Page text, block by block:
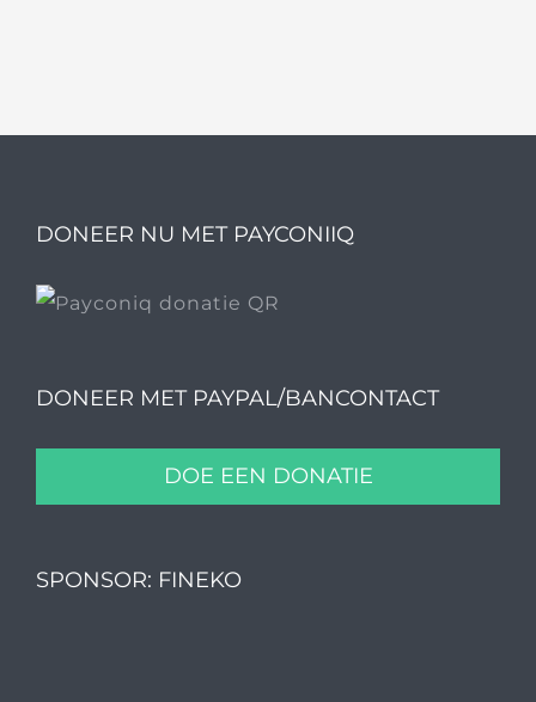
DONEER NU MET PAYCONIIQ
DONEER MET PAYPAL/BANCONTACT
DOE EEN DONATIE
SPONSOR: FINEKO